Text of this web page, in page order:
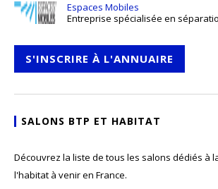
Espaces Mobiles
Entreprise spécialisée en
S'INSCRIRE À L'ANNUAIRE
SALONS BTP ET HABITAT
Découvrez la liste de tous les salons dédiés à
l'habitat à venir en France.